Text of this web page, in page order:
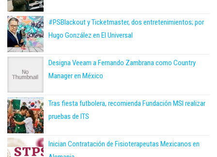
#PSBlackout y Ticketmaster, dos entretenimientos; por
Hugo González en El Universal
Designa Veeam a Fernando Zambrana como Country
Manager en México
Tras fiesta futbolera, recomienda Fundación MSI realizar
pruebas de ITS
Inician Contratación de Fisioterapeutas Mexicanos en